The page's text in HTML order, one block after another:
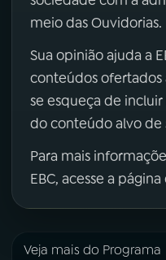
meio das Ouvidorias.
Sua opinião ajuda a
conteúdos ofertados
se esqueça de
do conteúdo alvo de
Para mais
EBC, acesse a
Veja mais do Programa